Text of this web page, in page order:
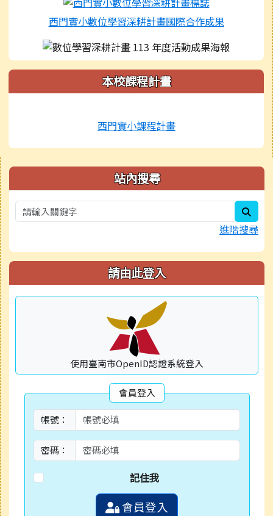
西門實小數位學習深耕計畫國際合作成果
本校課程計畫
西門實小課程計畫
右邊區域內容 站內搜尋
進階搜尋
請由此登入
使用臺南市OpenID認證系統登入
會員登入
帳號：
密碼：
記住我
會員登入